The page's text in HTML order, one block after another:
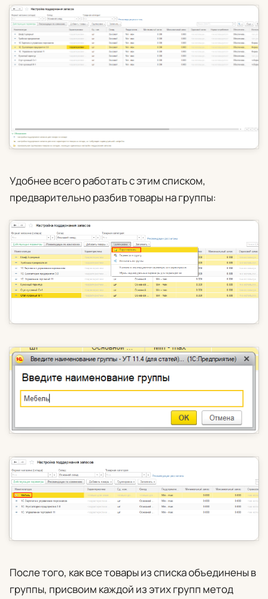
Удобнее всего работать с этим списком,
предварительно разбив товары на группы:
После того, как все товары из списка объединены в
группы, присвоим каждой из этих групп метод